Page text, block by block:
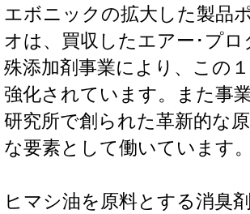
エボニックの拡大した製品
オは、買収したエアー･プ
殊添加剤事業により、この
強化されています。また事
研究所で創られた革新的な
な要素として働いています。
ヒマシ油を原料とする消臭